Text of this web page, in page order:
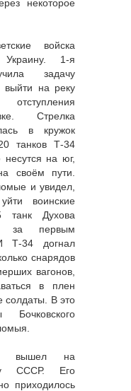
некоторое
войска
Украину. 1-я
задачу
выйти на реку
Стрелка
в кружок
танков Т-34
несутся на юг,
своём пути.
и увидел,
воинские
танк Духова
за первым
Т-34 догнал
снарядов
вагонов,
в плен
солдаты. В это
вышел на
СССР. Его
приходилось